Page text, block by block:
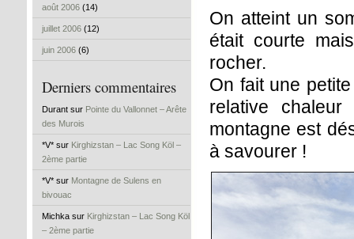
août 2006 (14)
juillet 2006 (12)
juin 2006 (6)
Derniers commentaires
Durant sur Pointe du Vallonnet – Arête
des Murois
*V* sur Kirghizstan – Lac Song Köl –
2ème partie
*V* sur Montagne de Sulens en
bivouac
Michka sur Kirghizstan – Lac Song Köl
– 2ème partie
On atteint un
était courte
rocher.
On fait une
relative
montagne est
à savourer !